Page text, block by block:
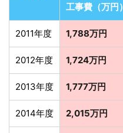
工事費（万円）
2011年度 1,788万円
2012年度 1,724万円
2013年度 1,777万円
2014年度 2,015万円